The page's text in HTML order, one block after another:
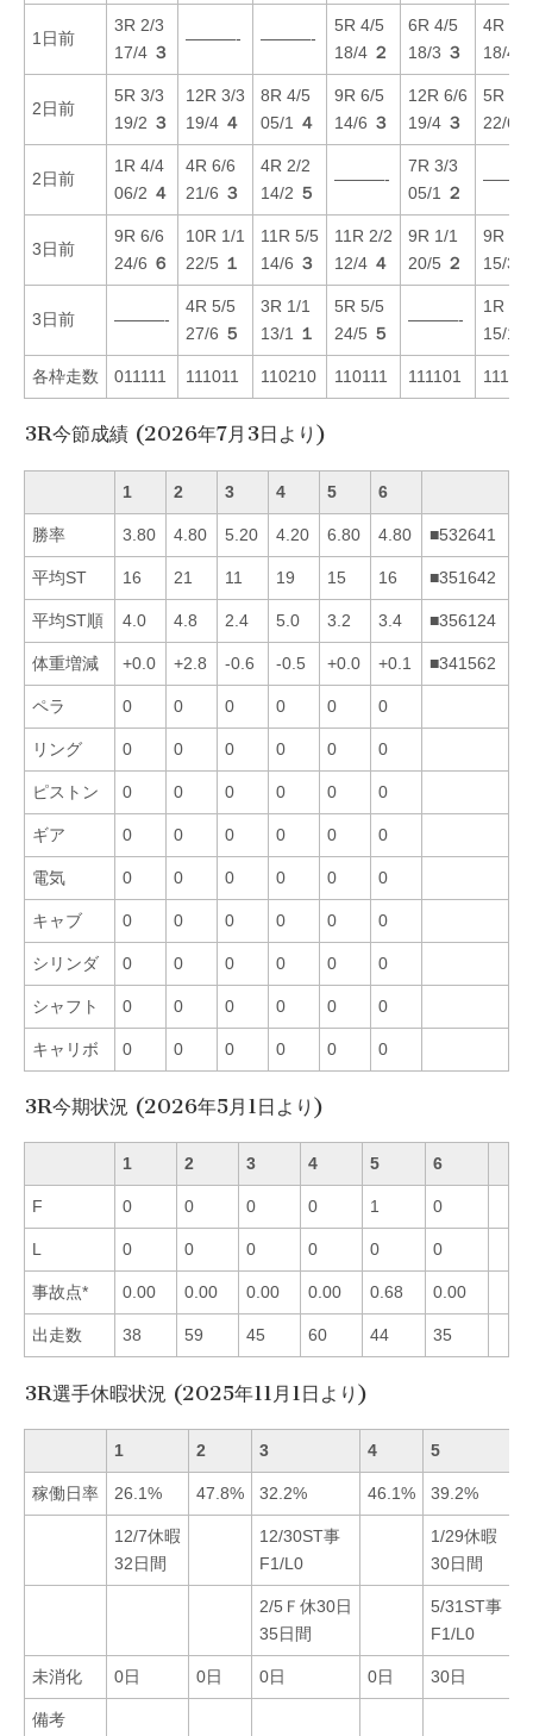
1日前
3R 2/3
17/4 ３
———- ———-
5R 4/5
18/4 ２
6R 4/5
18/3 ３
4R 1/1
18/4
2日前
5R 3/3
19/2 ３
12R 3/3
19/4 ４
8R 4/5
05/1
４
9R 6/5
14/6 ３
12R 6/6
19/4 ３
5R 5/5
22/6
2日前
1R 4/4
06/2 ４
4R 6/6
21/6 ３
4R 2/2
14/2 ５
———-
7R 3/3
05/1
２
3日前
9R 6/6
24/6 ６
10R 1/1
22/5 １
11R 5/5
14/6 ３
11R 2/2
12/4 ４
9R 1/1
20/5 ２
9R 2/2
15/3
3日前 ———-
4R 5/5
27/6 ５
3R 1/1
13/1
１
5R 5/5
24/5 ５
———-
1R 4/4
15/1
各枠走数 011111 111011 110210 110111 111101
3R今節成績 (2026年7月3日より)
1 2 3 4 5 6
勝率 3.80 4.80 5.20 4.20 6.80 4.80 ■532641
平均ST 16 21 11 19 15 16 ■351642
平均ST順 4.0 4.8 2.4 5.0 3.2 3.4 ■356124
体重増減 +0.0 +2.8 -0.6 -0.5 +0.0 +0.1 ■341562
ペラ 0 0 0 0 0 0
リング 0 0 0 0 0 0
ピストン 0 0 0 0 0 0
ギア 0 0 0 0 0 0
電気 0 0 0 0 0 0
キャブ 0 0 0 0 0 0
シリンダ 0 0 0 0 0 0
シャフト 0 0 0 0 0 0
キャリボ 0 0 0 0 0 0
3R今期状況 (2026年5月1日より)
1 2 3 4 5 6
F 0 0 0 0 1 0
L 0 0 0 0 0 0
事故点* 0.00 0.00 0.00 0.00 0.68 0.00
出走数 38 59 45 60 44 35
3R選手休暇状況 (2025年11月1日より)
1 2 3 4 5
稼働日率 26.1% 47.8% 32.2% 46.1% 39.2%
12/7休暇
32日間
12/30ST事
F1/L0
1/29休暇
30日間
2/5Ｆ休30日
35日間
5/31ST事
F1/L0
未消化 0日 0日 0日 0日 30日
備考